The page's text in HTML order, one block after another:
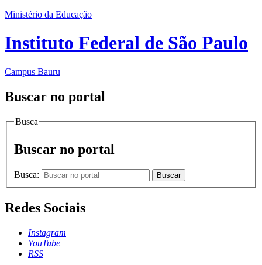
Ministério da Educação
Instituto Federal de São Paulo
Campus Bauru
Buscar no portal
Busca
Buscar no portal
Busca: Buscar
Redes Sociais
Instagram
YouTube
RSS